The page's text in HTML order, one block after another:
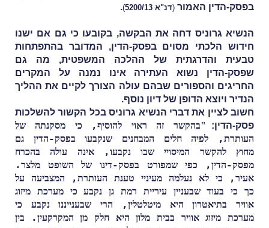
בפסק-הדין האמור (דנ"א 5200/13 )
.
הנשיא גרוניס דחה את הבקשה, בקובעו כי גם אם ישנו
חידוש הלכתי מסוים בפסק-הדין, המדובר בהתפתחות
טבעית והדרגתית של ההלכה המשפטית, מה גם
שפסק-הדין נשוא העתירה אינו נמנה על המקרים
החריגים והספורים שבהם עולה הצורך לקיים את ההליך
הנדיר ויוצא הדופן של דיון נוסף.
חשוב לציין את דברי הנשיא גרוניס בכל הקשור להשלכות
פסק-הדין: "בהקשר זה ראוי להוסיף, כי מסקנתה של
העותרת, לפיה חלים המבחנים שנקבעו בפסק-הדין גם
מחוץ להקשר המיסויי שבו נקבעו, אינה עולה בהכרח
מפסק-הדין, כפי שמפורט בפסק-דינו של השופט מלצר.
אעיר, כי לא נעלמה מעיניי טענת העותרת, המצביעה על
כך כי בעוד שבעניין עיריית רמת גן נקבע כי מערכת מיזוג
אוויר בתיאטרון היא מיטלטלין, הרי שבענייננו נקבע כי
מערכת מיזוג אוויר בבית מלון היא חלק מן המקרקעין. בין